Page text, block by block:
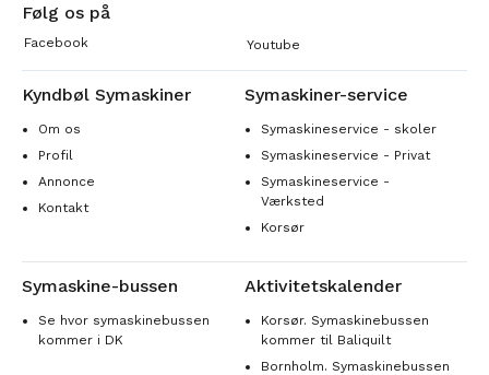
Følg os på
Facebook Youtube
Kyndbøl Symaskiner
Om os
Profil
Annonce
Kontakt
Symaskiner-service
Symaskineservice - skoler
Symaskineservice - Privat
Symaskineservice -
Værksted
Korsør
Symaskine-bussen
Se hvor symaskinebussen
kommer i DK
Aktivitetskalender
Korsør. Symaskinebussen
kommer til Baliquilt
Bornholm. Symaskinebussen